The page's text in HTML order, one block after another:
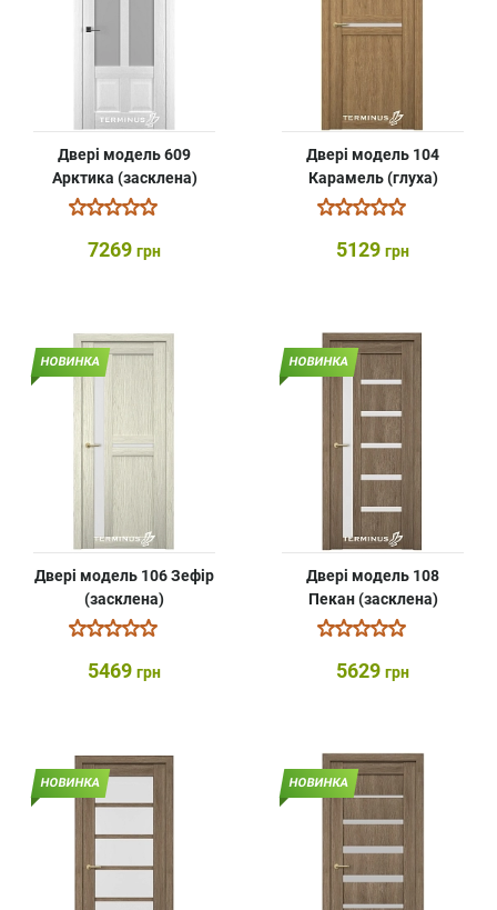
Двері модель 609
Арктика (засклена)
7269 грн
Двері модель 104
Карамель (глуха)
5129 грн
НОВИНКА
Двері модель 106 Зефір
(засклена)
5469 грн
НОВИНКА
Двері модель 108
Пекан (засклена)
5629 грн
НОВИНКА НОВИНКА